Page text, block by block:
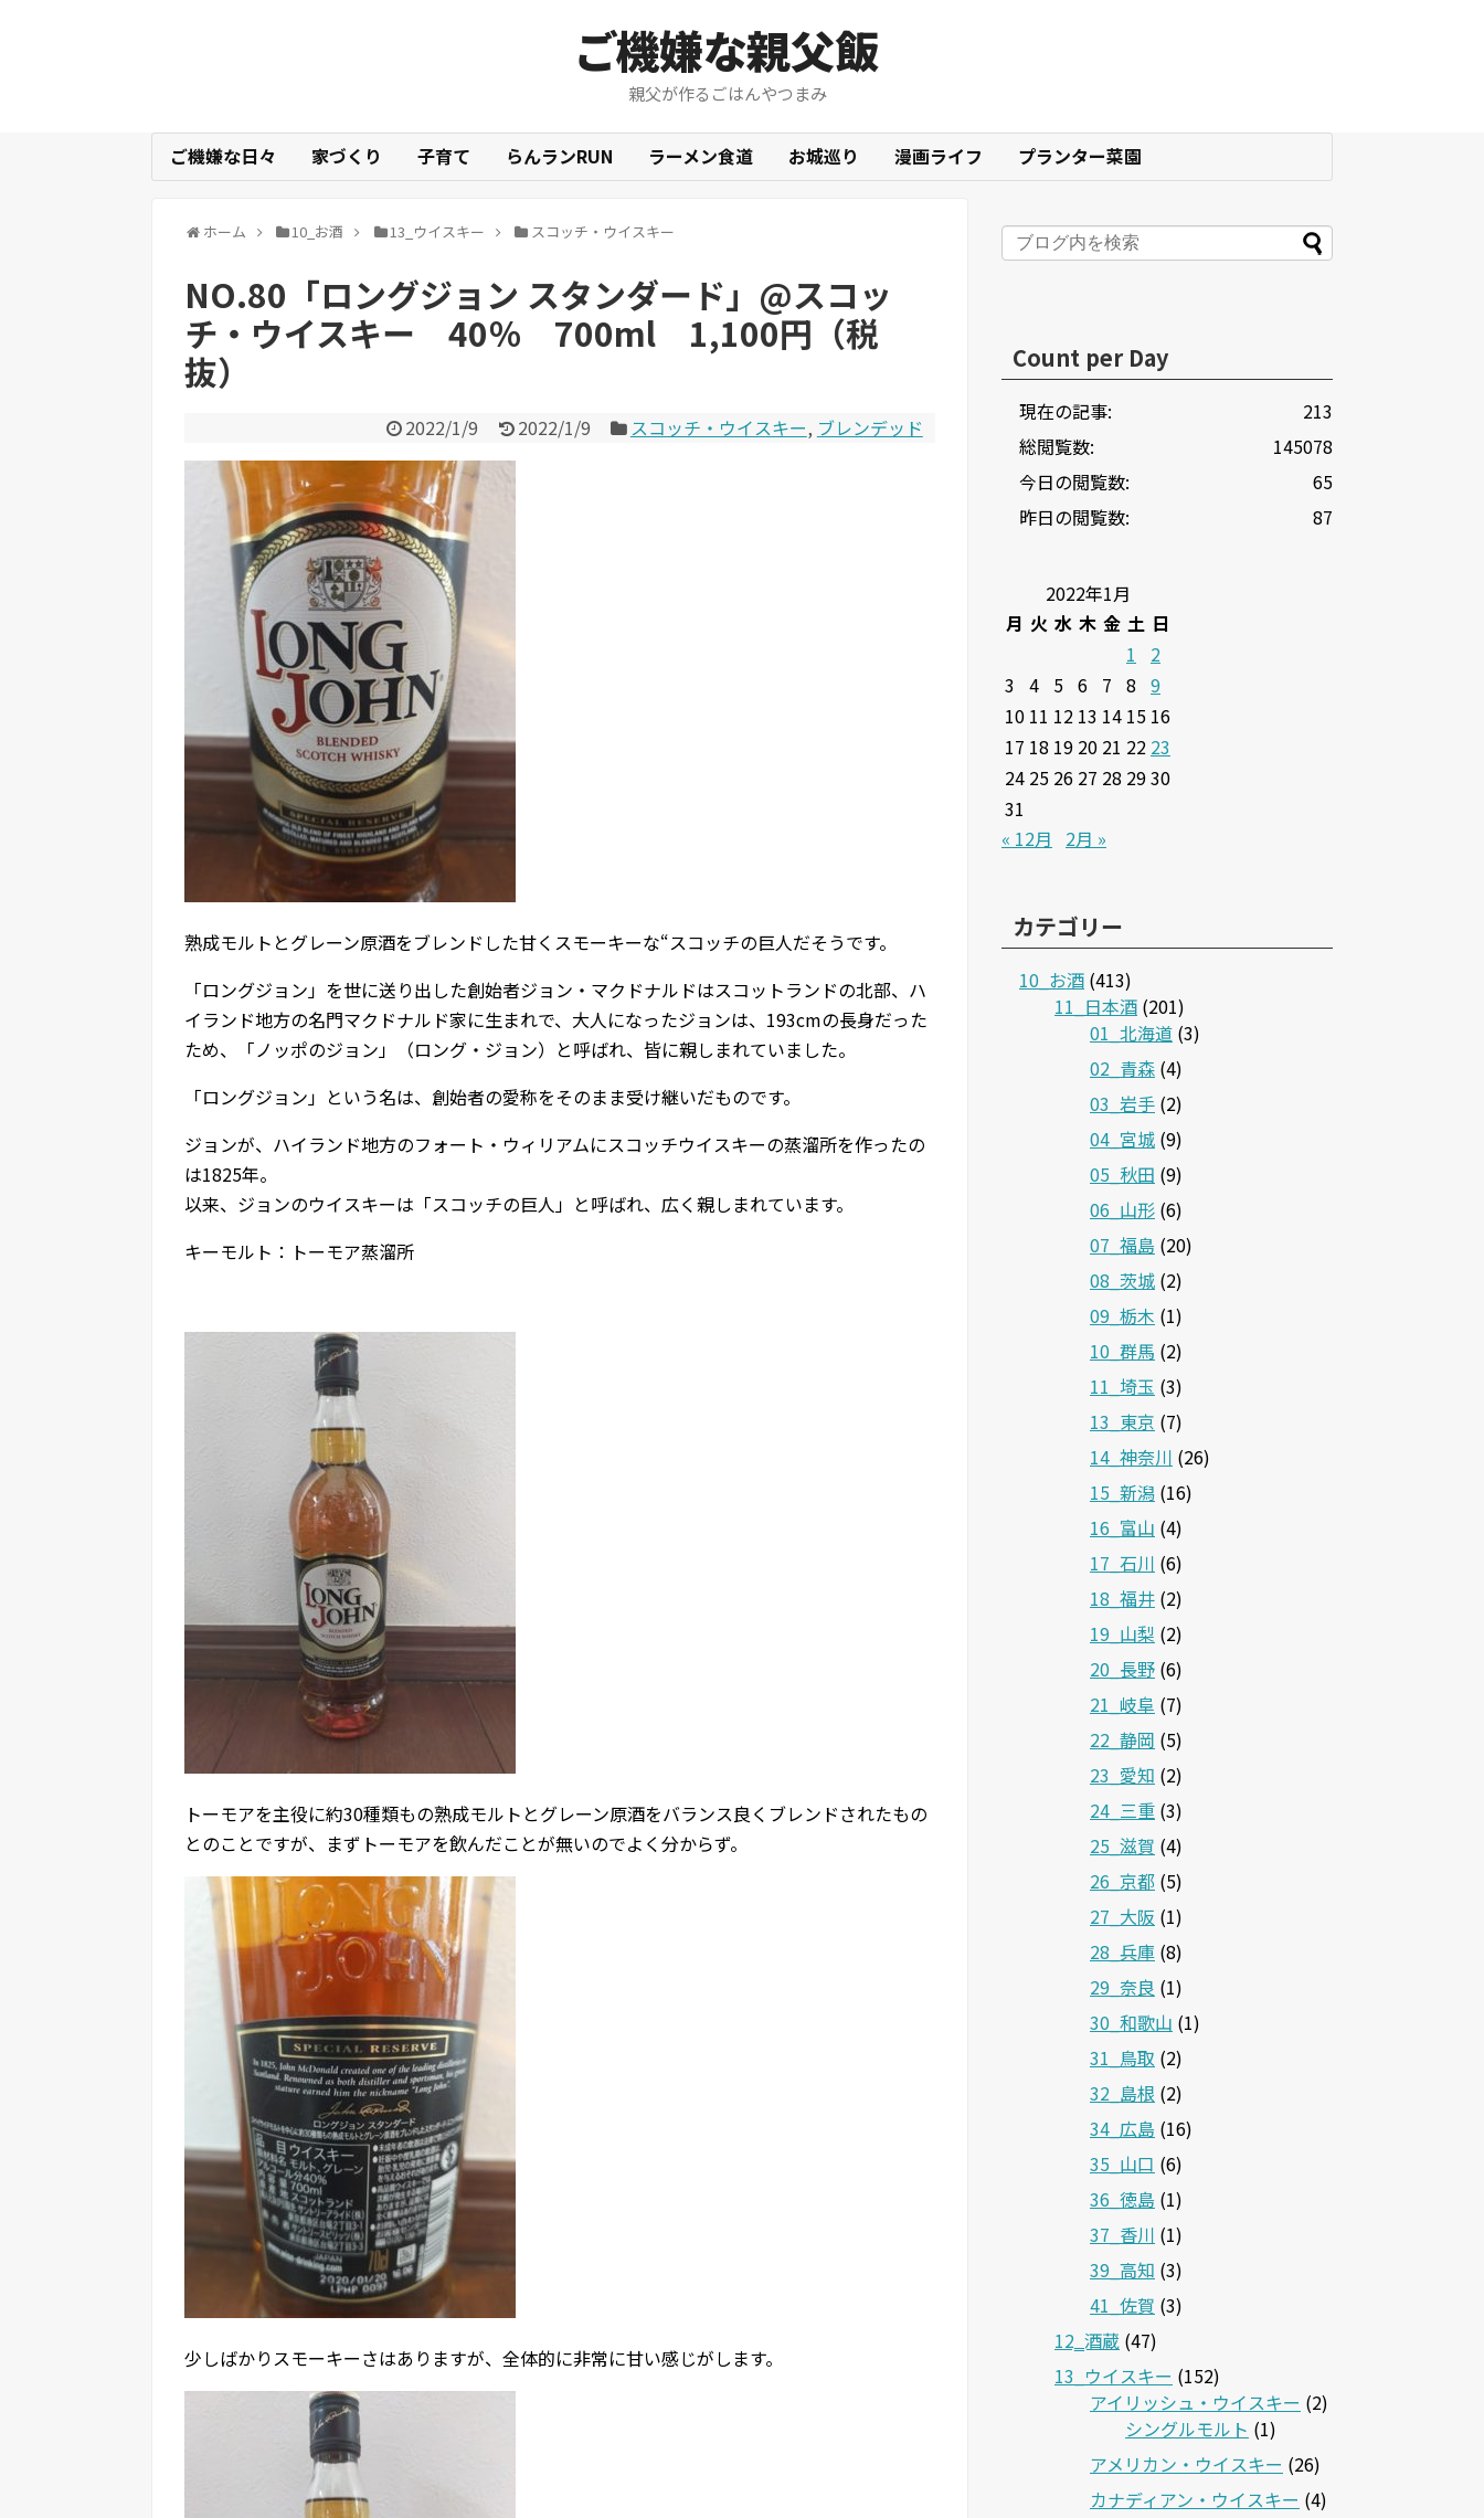
ご機嫌な親父飯
親父が作るごはんやつまみ
ご機嫌な日々 家づくり 子育て らんランRUN ラーメン食道 お城巡り 漫画ライフ プランター菜園
ホーム 10_お酒 13_ウイスキー スコッチ・ウイスキー
NO.80「ロングジョン スタンダード」@スコッ
チ・ウイスキー 40％ 700ml 1,100円（税
抜）
2022/1/9 2022/1/9 スコッチ・ウイスキー, ブレンデッド
熟成モルトとグレーン原酒をブレンドした甘くスモーキーな“スコッチの巨人だそうです。
「ロングジョン」を世に送り出した創始者ジョン・マクドナルドはスコットランドの北部、ハ
イランド地方の名門マクドナルド家に生まれで、大人になったジョンは、193cmの長身だった
ため、「ノッポのジョン」（ロング・ジョン）と呼ばれ、皆に親しまれていました。
「ロングジョン」という名は、創始者の愛称をそのまま受け継いだものです。
ジョンが、ハイランド地方のフォート・ウィリアムにスコッチウイスキーの蒸溜所を作ったの
は1825年。
以来、ジョンのウイスキーは「スコッチの巨人」と呼ばれ、広く親しまれています。
キーモルト：トーモア蒸溜所
トーモアを主役に約30種類もの熟成モルトとグレーン原酒をバランス良くブレンドされたもの
とのことですが、まずトーモアを飲んだことが無いのでよく分からず。
少しばかりスモーキーさはありますが、全体的に非常に甘い感じがします。
Count per Day
213
現在の記事:
145078
総閲覧数:
65
今日の閲覧数:
87
昨日の閲覧数:
2022年1月
月 火 水 木 金 土 日
1
2
3 4 5 6 7 8 9
10 11 12 13 14 15 16
17 18 19 20 21 22 23
24 25 26 27 28 2930
31
« 12月
2月 »
カテゴリー
10_お酒 (413)
11_日本酒 (201)
01_北海道 (3)
02_青森 (4)
03_岩手 (2)
04_宮城 (9)
05_秋田 (9)
06_山形 (6)
07_福島 (20)
08_茨城 (2)
09_栃木 (1)
10_群馬 (2)
11_埼玉 (3)
13_東京 (7)
14_神奈川 (26)
15_新潟 (16)
16_富山 (4)
17_石川 (6)
18_福井 (2)
19_山梨 (2)
20_長野 (6)
21_岐阜 (7)
22_静岡 (5)
23_愛知 (2)
24_三重 (3)
25_滋賀 (4)
26_京都 (5)
27_大阪 (1)
28_兵庫 (8)
29_奈良 (1)
30_和歌山 (1)
31_鳥取 (2)
32_島根 (2)
34_広島 (16)
35_山口 (6)
36_徳島 (1)
37_香川 (1)
39_高知 (3)
41_佐賀 (3)
12‗酒蔵 (47)
13_ウイスキー (152)
アイリッシュ・ウイスキー (2)
シングルモルト (1)
アメリカン・ウイスキー (26)
カナディアン・ウイスキー (4)